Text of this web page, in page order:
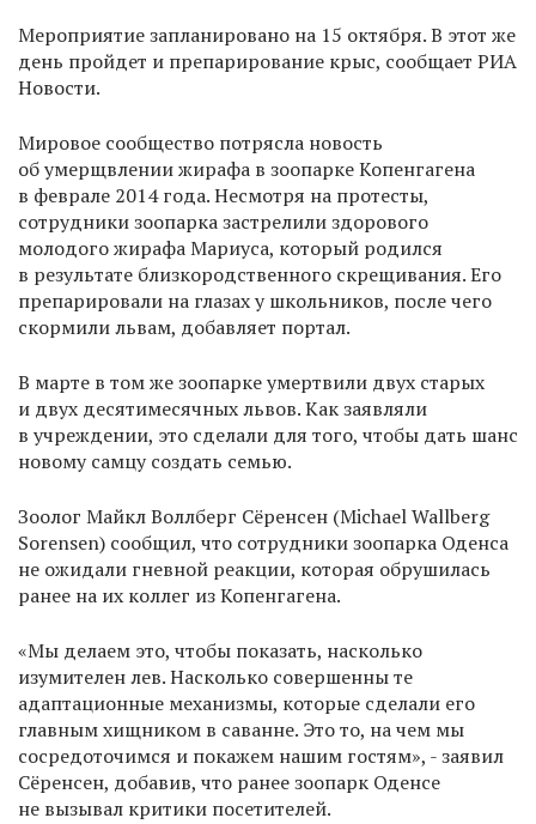
Мероприятие запланировано на 15 октября. В этот же
день пройдет и препарирование крыс, сообщает РИА
Новости.
Мировое сообщество потрясла новость
об умерщвлении жирафа в зоопарке Копенгагена
в феврале 2014 года. Несмотря на протесты,
сотрудники зоопарка застрелили здорового
молодого жирафа Мариуса, который родился
в результате близкородственного скрещивания. Его
препарировали на глазах у школьников, после чего
скормили львам, добавляет портал.
В марте в том же зоопарке умертвили двух старых
и двух десятимесячных львов. Как заявляли
в учреждении, это сделали для того, чтобы дать шанс
новому самцу создать семью.
Зоолог Майкл Воллберг Сёренсен (Michael Wallberg
Sorensen) сообщил, что сотрудники зоопарка Оденса
не ожидали гневной реакции, которая обрушилась
ранее на их коллег из Копенгагена.
«Мы делаем это, чтобы показать, насколько
изумителен лев. Насколько совершенны те
адаптационные механизмы, которые сделали его
главным хищником в саванне. Это то, на чем мы
сосредоточимся и покажем нашим гостям», - заявил
Сёренсен, добавив, что ранее зоопарк Оденсе
не вызывал критики посетителей.